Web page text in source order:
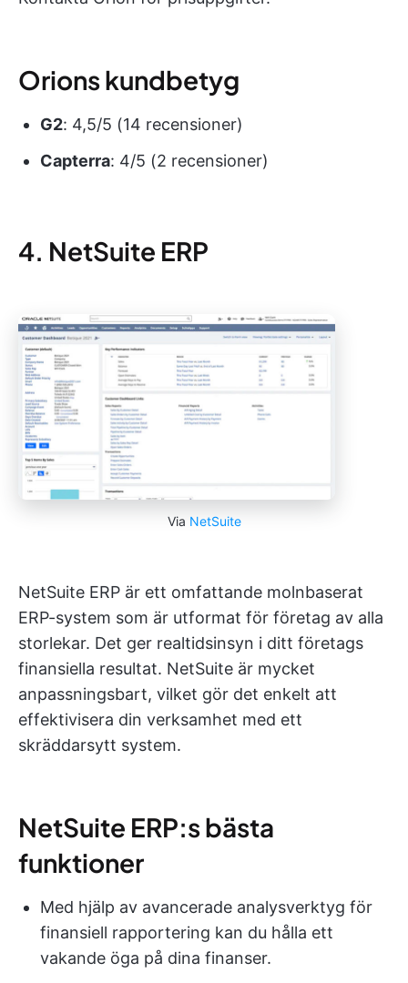
Orions kundbetyg
G2: 4,5/5 (14 recensioner)
Capterra: 4/5 (2 recensioner)
4. NetSuite ERP
Via NetSuite
NetSuite ERP är ett omfattande molnbaserat
ERP-system som är utformat för företag av alla
storlekar. Det ger realtidsinsyn i ditt företags
finansiella resultat. NetSuite är mycket
anpassningsbart, vilket gör det enkelt att
effektivisera din verksamhet med ett
skräddarsytt system.
NetSuite ERP:s bästa
funktioner
Med hjälp av avancerade analysverktyg för
finansiell rapportering kan du hålla ett
vakande öga på dina finanser.